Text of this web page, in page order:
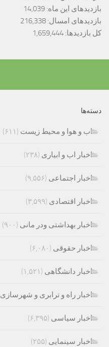
بازدیدهای این ماه: 14,039
بازدیدهای امسال: 216,338
کل بازدیدها: 1,659,444
دسته‌ها
اب و هوا و محیط زیست (۶۱۱)
اخبار اب و ابیاری (۲۳۸)
اخبار اجتماعی (۹,۵۵۶)
اخبار اقتصادی (۳,۵۹۹)
اخبار بهداشتی ودر مانی (۹۰۰)
اخبار حقوقی (۶,۰۸۰)
اخبار دانشگاهی (۱,۵۲۱)
اخبار راه و ترابری و شهرسازی
اخبار سیاسی (۶,۳۹۵)
اخبار سینمایی (۲۵۵)